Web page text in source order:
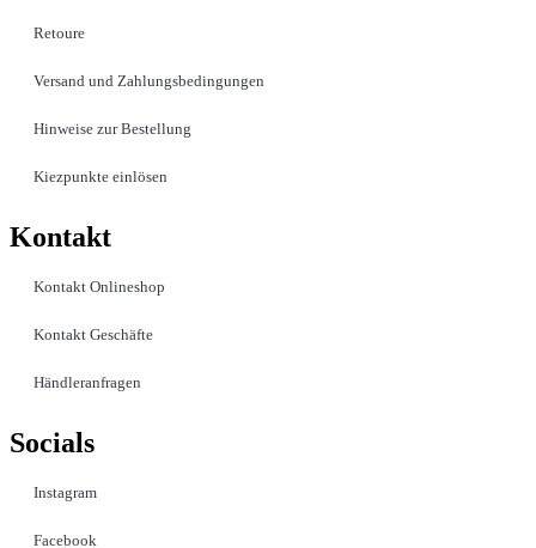
Retoure
Versand und Zahlungsbedingungen
Hinweise zur Bestellung
Kiezpunkte einlösen
Kontakt​
Kontakt Onlineshop
Kontakt Geschäfte
Händleranfragen
Socials
Instagram
Facebook